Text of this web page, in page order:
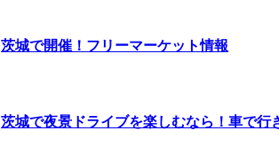
茨城で開催！フリーマーケット情報
茨城で夜景ドライブを楽しむなら！車で行